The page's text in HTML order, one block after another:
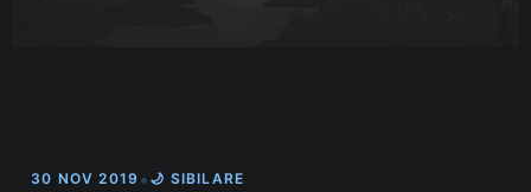
30 NOV 2019 • 🌙 SIBILARE